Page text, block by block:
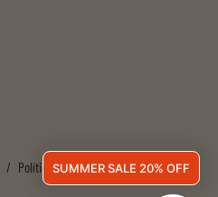
/ Política de cookies /
SUMMER SALE 20% OFF